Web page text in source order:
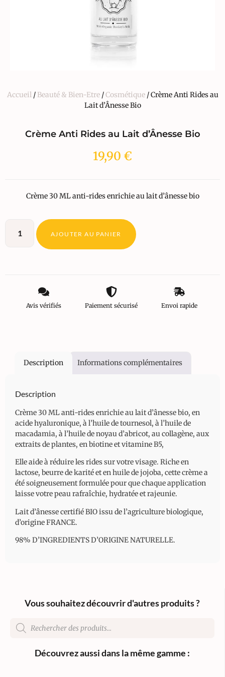
Accueil/ Beauté & Bien-Etre/Cosmétique/ Crème Anti Rides au
Lait d’Ânesse Bio
Crème Anti Rides au Lait d’Ânesse Bio
19,90 €
Crème 30 ML anti-rides enrichie au lait d’ânesse bio
AJOUTER AU PANIER
Avis vérifiés Paiement sécurisé Envoi rapide
Description Informations complémentaires
Description
Crème 30 ML anti-rides enrichie au lait d’ânesse bio, en
acide hyaluronique, à l’huile de tournesol, à l’huile de
macadamia, à l’huile de noyau d’abricot, au collagène, aux
extraits de plantes, en biotine et vitamine B5,
Elle aide à réduire les rides sur votre visage. Riche en
lactose, beurre de karité et en huile de jojoba, cette crème a
été soigneusement formulée pour que chaque application
laisse votre peau rafraîchie, hydratée et rajeunie.
Lait d’ânesse certifié BIO issu de l’agriculture biologique,
d’origine FRANCE.
98% D’INGREDIENTS D’ORIGINE NATURELLE.
Vous souhaitez découvrir d'autres produits ?
Découvrez aussi dans la même gamme :